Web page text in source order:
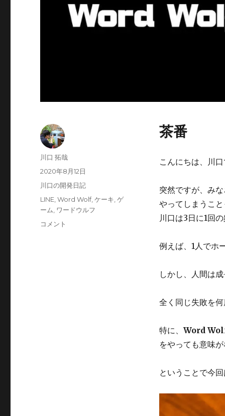
茶番
こんにちは、川
突然ですが、み
やってしまうこ
川口は3日に1回
例えば、1人でホ
しかし、人間は
全く同じ失敗を
特に、 Word Wolf
をやっても意味
ということで今
投
稿
川口 拓哉
投
稿
2020年8月12日
カ
テ
ー
川口の開発日記
タ
グ
LINE,Word Wolf,ケーキ,ゲ
ーム, ワードウルフ
【祝】
コメント